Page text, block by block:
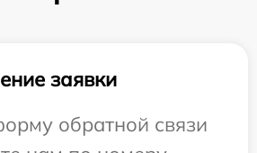
заявки
обратной связи